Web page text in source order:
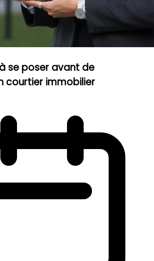
se poser avant de
courtier immobilier